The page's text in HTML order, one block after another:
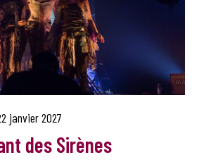
janvier 2027
des Sirènes